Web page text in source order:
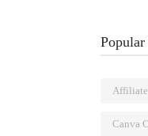
Popular
Affiliate
Canva